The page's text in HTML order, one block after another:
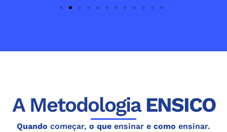
A Metodologia ENSICO
Quando começar, o que ensinar e como ensinar.